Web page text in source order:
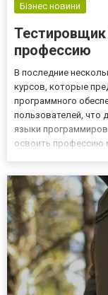
Бізнес новини
Тестировщик
профессию
В последние
курсов, которые
программного
пользователей, что
языки
освоить профессию
обучени...